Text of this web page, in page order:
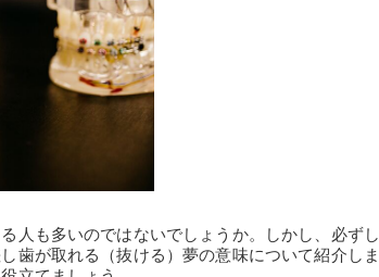
人も多いのではないでしょうか。しかし、必ずし
歯が取れる（抜ける）夢の意味について紹介しま